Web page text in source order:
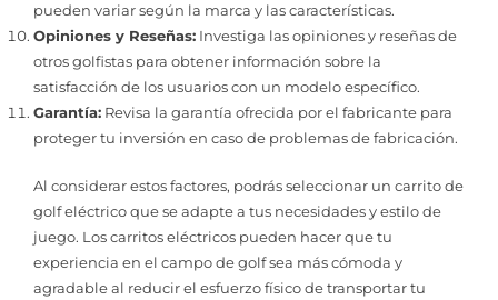
pueden variar según la marca y las características.
Opiniones y Reseñas: Investiga las opiniones y reseñas de
otros golfistas para obtener información sobre la
satisfacción de los usuarios con un modelo específico.
Garantía: Revisa la garantía ofrecida por el fabricante para
proteger tu inversión en caso de problemas de fabricación.
Al considerar estos factores, podrás seleccionar un carrito de
golf eléctrico que se adapte a tus necesidades y estilo de
juego. Los carritos eléctricos pueden hacer que tu
experiencia en el campo de golf sea más cómoda y
agradable al reducir el esfuerzo físico de transportar tu